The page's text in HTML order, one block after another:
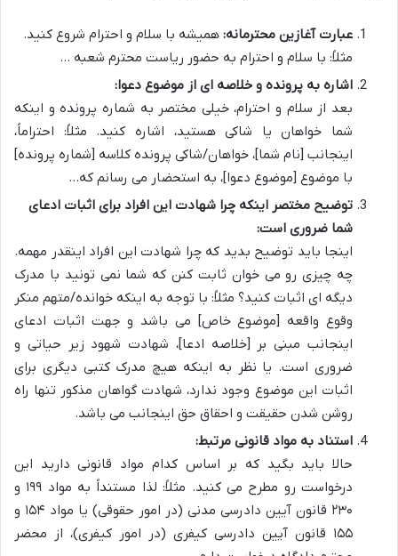
عبارت آغازین محترمانه: همیشه با سلام و احترام شروع کنید.
مثلاً: با سلام و احترام به حضور ریاست محترم شعبه …
اشاره به پرونده و خلاصه ای از موضوع دعوا:
بعد از سلام و احترام، خیلی مختصر به شماره پرونده و اینکه
شما خواهان یا شاکی هستید، اشاره کنید. مثلاً: احتراماً،
اینجانب [نام شما]، خواهان/شاکی پرونده کلاسه [شماره پرونده]
با موضوع [موضوع دعوا]، به استحضار می رسانم که…
توضیح مختصر اینکه چرا شهادت این افراد برای اثبات ادعای
شما ضروری است:
اینجا باید توضیح بدید که چرا شهادت این افراد اینقدر مهمه.
چه چیزی رو می خوان ثابت کنن که شما نمی تونید با مدرک
دیگه ای اثبات کنید؟ مثلاً: با توجه به اینکه خوانده/متهم منکر
وقوع واقعه [موضوع خاص] می باشد و جهت اثبات ادعای
اینجانب مبنی بر [خلاصه ادعا]، شهادت شهود زیر حیاتی و
ضروری است. یا نظر به اینکه هیچ مدرک کتبی دیگری برای
اثبات این موضوع وجود ندارد، شهادت گواهان مذکور تنها راه
روشن شدن حقیقت و احقاق حق اینجانب می باشد.
استناد به مواد قانونی مرتبط:
حالا باید بگید که بر اساس کدام مواد قانونی دارید این
درخواست رو مطرح می کنید. مثلاً: لذا مستنداً به مواد ۱۹۹ و
۲۳۰ قانون آیین دادرسی مدنی (در امور حقوقی) یا مواد ۱۵۴ و
۱۵۵ قانون آیین دادرسی کیفری (در امور کیفری)، از محضر